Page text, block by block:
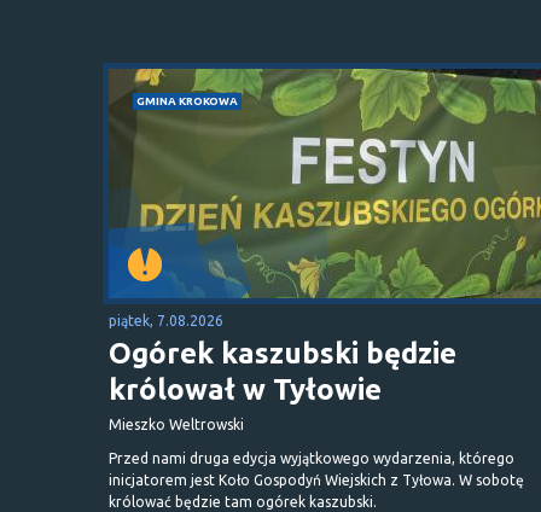
GMINA KROKOWA
piątek, 7.08.2026
Ogórek kaszubski będzie
królował w Tyłowie
Mieszko Weltrowski
Przed nami druga edycja wyjątkowego wydarzenia, którego
inicjatorem jest Koło Gospodyń Wiejskich z Tyłowa. W sobotę
królować będzie tam ogórek kaszubski.